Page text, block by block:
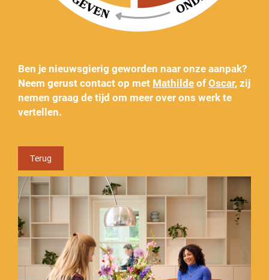
Ben je nieuwsgierig geworden naar onze aanpak?
Neem gerust contact op met MathildeofOscar, zij
nemen graag de tijd om meer over ons werk te
vertellen.
Terug